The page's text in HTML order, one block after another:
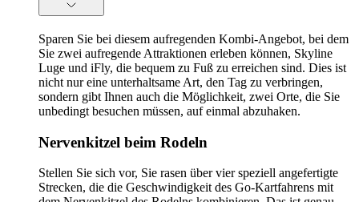
Sparen Sie bei diesem aufregenden Kombi-Angebot, bei dem
Sie zwei aufregende Attraktionen erleben können, Skyline
Luge und iFly, die bequem zu Fuß zu erreichen sind. Dies ist
nicht nur eine unterhaltsame Art, den Tag zu verbringen,
sondern gibt Ihnen auch die Möglichkeit, zwei Orte, die Sie
unbedingt besuchen müssen, auf einmal abzuhaken.
Nervenkitzel beim Rodeln
Stellen Sie sich vor, Sie rasen über vier speziell angefertigte
Strecken, die die Geschwindigkeit des Go-Kartfahrens mit